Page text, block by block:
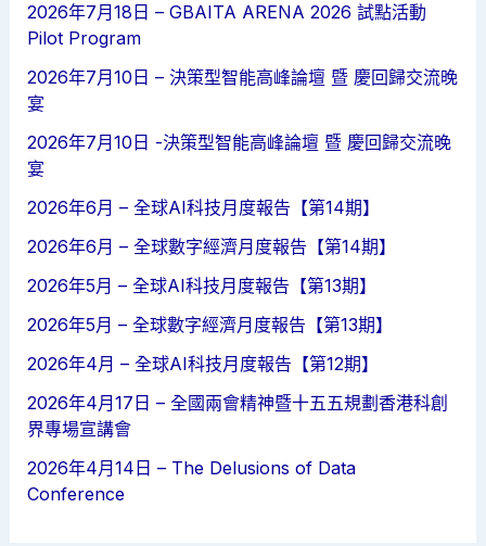
2026年7月18日 – GBAITA ARENA 2026 試點活動
Pilot Program
2026年7月10日 – 決策型智能高峰論壇 暨 慶回歸交流晚
宴
2026年7月10日 -決策型智能高峰論壇 暨 慶回歸交流晚
宴
2026年6月 – 全球AI科技月度報告【第14期】
2026年6月 – 全球數字經濟月度報告【第14期】
2026年5月 – 全球AI科技月度報告【第13期】
2026年5月 – 全球數字經濟月度報告【第13期】
2026年4月 – 全球AI科技月度報告【第12期】
2026年4月17日 – 全國兩會精神暨十五五規劃香港科創
界專場宣講會
2026年4月14日 – The Delusions of Data
Conference